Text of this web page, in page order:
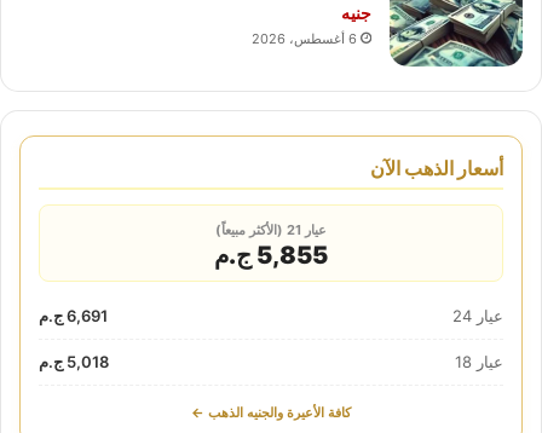
جنيه
6 أغسطس، 2026
أسعار الذهب الآن
عيار 21 (الأكثر مبيعاً)
5,855 ج.م
عيار 24 6,691 ج.م
عيار 18 5,018 ج.م
كافة الأعيرة والجنيه الذهب ←